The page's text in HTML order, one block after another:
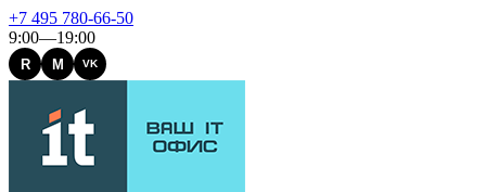
+7 495 780-66-50
9:00—19:00
R M VK